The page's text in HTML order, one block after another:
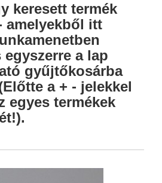
keresett termék
amelyekből itt
a lap
gyűjtőkosárba
a + - jelekkel
egyes termékek